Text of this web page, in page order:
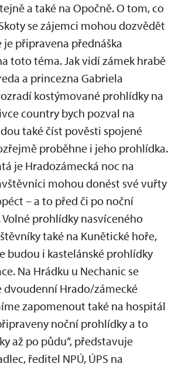
a také na Opočně. O tom, co
se zájemci mohou dozvědět
je připravena přednáška
toto téma. Jak vidí zámek hrabě
a princezna Gabriela
kostýmované prohlídky na
country bych pozval na
také číst pověsti spojené
proběhne i jeho prohlídka.
je Hradozámecká noc na
mohou donést své vuřty
– a to před či po noční
prohlídky nasvíceného
také na Kunětické hoře,
budou i kastelánské prohlídky
Na Hrádku u Nechanic se
dvoudenní Hrado/zámecké
zapomenout také na hospitál
noční prohlídky a to
až po půdu“, představuje
ředitel NPÚ, ÚPS na